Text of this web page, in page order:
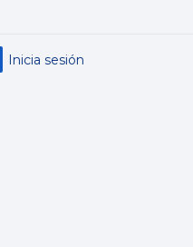
Inicia sesión